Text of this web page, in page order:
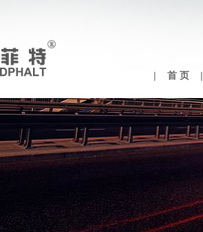
| 首 页